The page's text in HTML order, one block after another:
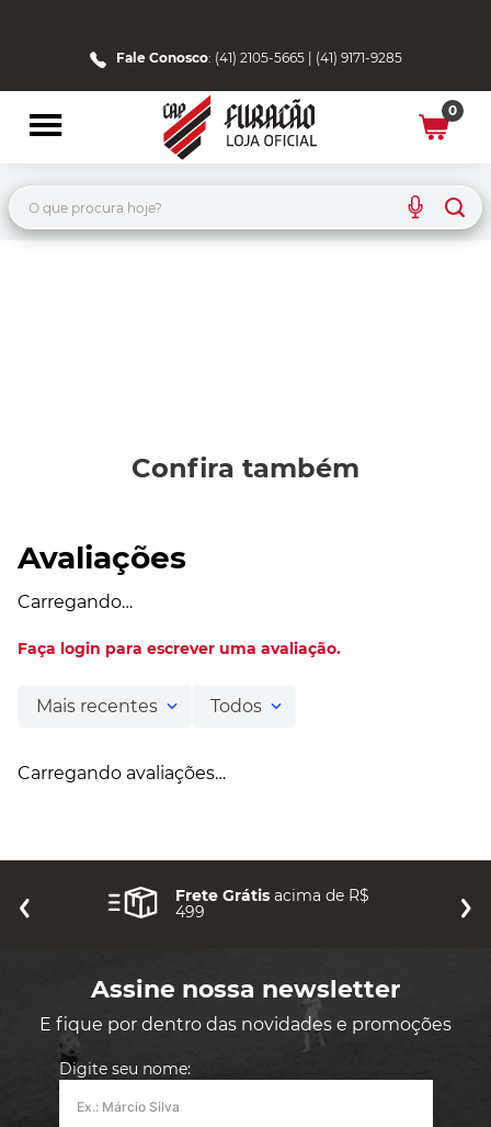
Fale Conosco: (41) 2105-5665 | (41) 9171-9285
0
O que procura hoje?
Confira também
Avaliações
Carregando…
Faça login para escrever uma avaliação.
Mais recentes Todos
Carregando avaliações…
Frete Grátis acima de R$
499
Assine nossa newsletter
E fique por dentro das novidades e promoções
Digite seu nome: